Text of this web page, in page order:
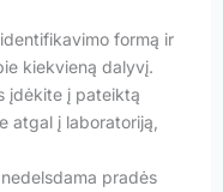
formą ir
kiekvieną dalyvį.
įdėkite į pateiktą
atgal į laboratoriją,
pradės